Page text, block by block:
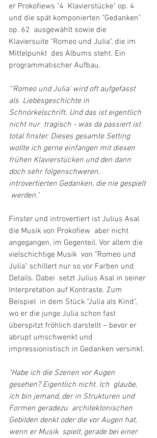
er Prokofiews "4  Klavierstücke" op. 4
und die spät komponierten "Gedanken"
op. 62  ausgewählt sowie die
Klaviersuite "Romeo und Julia", die im
Mittelpunkt  des Albums steht. Ein
programmatischer Aufbau.
"'Romeo und Julia' wird oft aufgefasst
als  Liebesgeschichte in
Schnörkelschrift. Und das ist eigentlich
nicht nur  tragisch - was da passiert ist
total finster. Dieses gesamte Setting
wollte ich gerne einfangen mit diesen
frühen Klavierstücken und den dann
doch sehr folgenschweren,
introvertierten Gedanken, die nie gespielt
werden."
Finster und introvertiert ist Julius Asal
die Musik von Prokofiew  aber nicht
angegangen, im Gegenteil. Vor allem die
vielschichtige Musik  von "Romeo und
Julia" schillert nur so vor Farben und
Details. Dabei  setzt Julius Asal in seiner
Interpretation auf Kontraste. Zum
Beispiel  in dem Stück "Julia als Kind",
wo er die junge Julia schon fast
überspitzt fröhlich darstellt – bevor er
abrupt umschwenkt und
impressionistisch in Gedanken versinkt.
"Habe ich die Szenen vor Augen
gesehen? Eigentlich nicht. Ich  glaube,
ich bin jemand, der in Strukturen und
Formen geradezu  architektonischen
Gebilden denkt oder die vor Augen hat,
wenn er Musik  spielt, gerade bei einer